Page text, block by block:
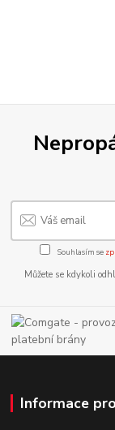
Souhlasím se
Můžete se kdykoli
Informace